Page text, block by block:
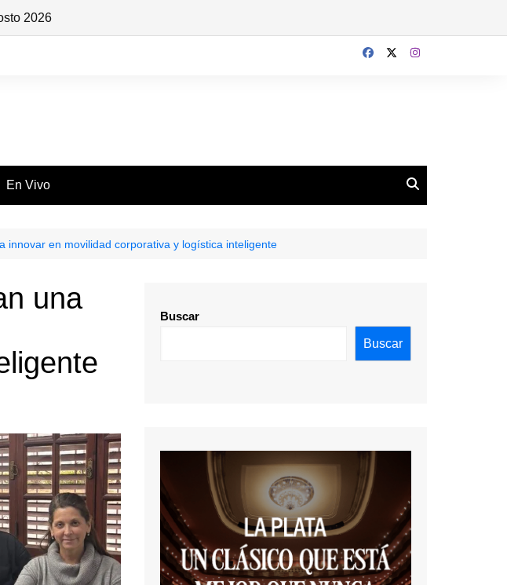
2026
En Vivo
innovar en movilidad corporativa y logística inteligente
una
Buscar
Buscar